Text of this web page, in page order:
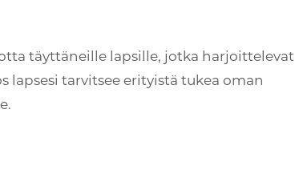
täyttäneille lapsille, jotka harjoittelevat
lapsesi tarvitsee erityistä tukea oman